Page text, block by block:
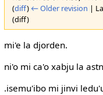
(diff) ← Older revision |
(diff)
mi'e la djorden.
ni'o mi ca'o xabju la
.isemu'ibo mi jinvi